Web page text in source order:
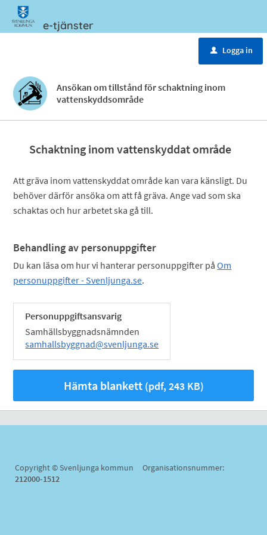
e-tjänster
u Logga in
Ansökan om tillstånd för schaktning inom
vattenskyddsområde
Schaktning inom vattenskyddat område
Att gräva inom vattenskyddat område kan vara känsligt. Du
behöver därför ansöka om att få gräva. Ange vad som ska
schaktas och hur arbetet ska gå till.
Behandling av personuppgifter
Du kan läsa om hur vi hanterar personuppgifter påOm
personuppgifter - Svenljunga.se.
Personuppgiftsansvarig
Samhällsbyggnadsnämnden
samhallsbyggnad@svenljunga.se
Hämta blankett(pdf, 243 KB)
Copyright © Svenljunga kommun Organisationsnummer:
212000-1512